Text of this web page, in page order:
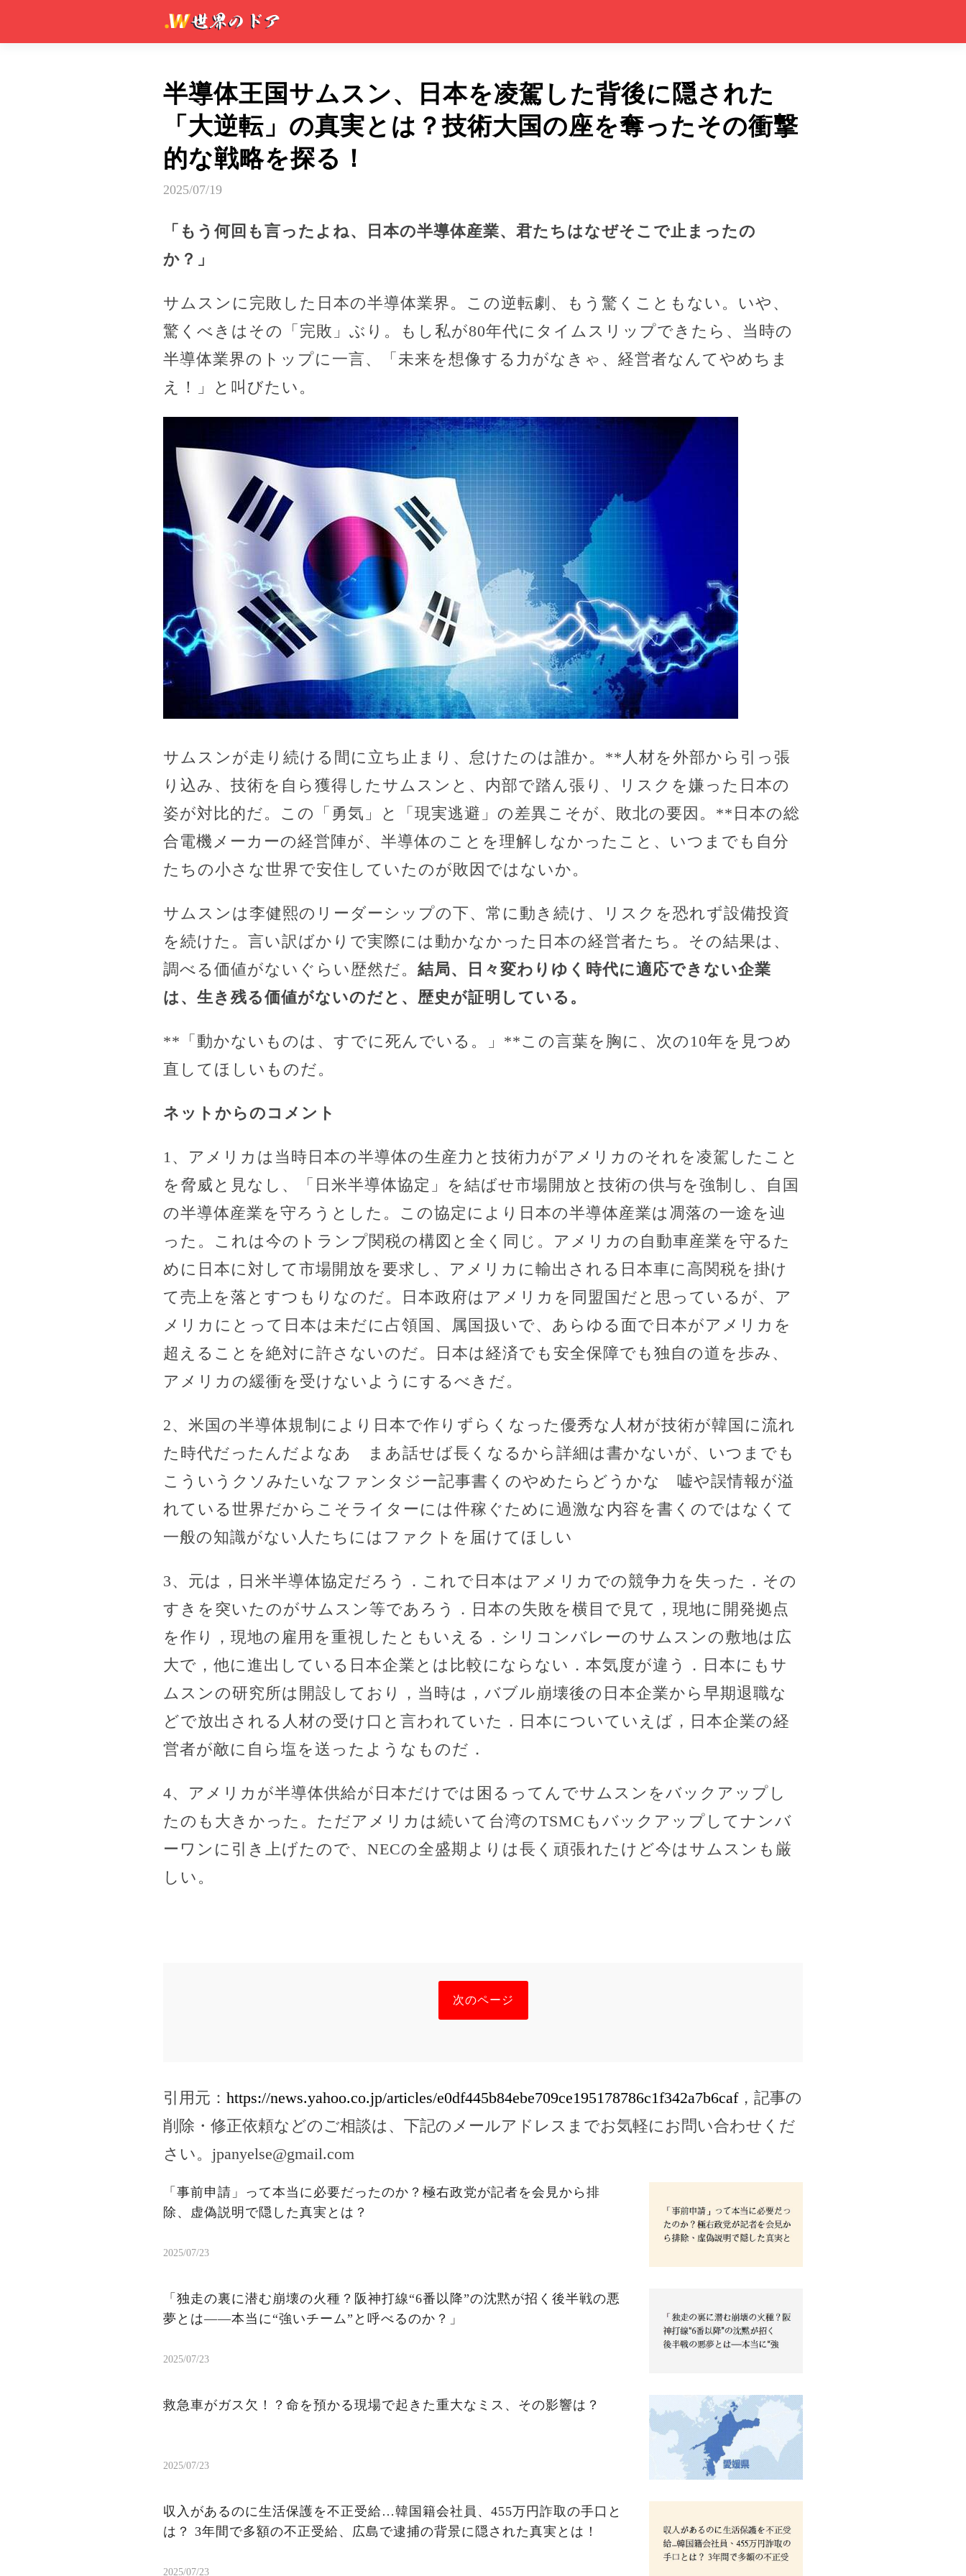
半導体王国サムスン、日本を凌駕した背後に隠された
「大逆転」の真実とは？技術大国の座を奪ったその衝撃
的な戦略を探る！
2025/07/19
「もう何回も言ったよね、日本の半導体産業、君たちはなぜそこで止まったの
か？」
サムスンに完敗した日本の半導体業界。この逆転劇、もう驚くこともない。いや、
驚くべきはその「完敗」ぶり。もし私が80年代にタイムスリップできたら、当時の
半導体業界のトップに一言、「未来を想像する力がなきゃ、経営者なんてやめちま
え！」と叫びたい。
サムスンが走り続ける間に立ち止まり、怠けたのは誰か。**人材を外部から引っ張
り込み、技術を自ら獲得したサムスンと、内部で踏ん張り、リスクを嫌った日本の
姿が対比的だ。この「勇気」と「現実逃避」の差異こそが、敗北の要因。**日本の総
合電機メーカーの経営陣が、半導体のことを理解しなかったこと、いつまでも自分
たちの小さな世界で安住していたのが敗因ではないか。
サムスンは李健熙のリーダーシップの下、常に動き続け、リスクを恐れず設備投資
を続けた。言い訳ばかりで実際には動かなかった日本の経営者たち。その結果は、
調べる価値がないぐらい歴然だ。 結局、日々変わりゆく時代に適応できない企業
は、生き残る価値がないのだと、歴史が証明している。
**「動かないものは、すでに死んでいる。」**この言葉を胸に、次の10年を見つめ
直してほしいものだ。
ネットからのコメント
1、アメリカは当時日本の半導体の生産力と技術力がアメリカのそれを凌駕したこと
を脅威と見なし、「日米半導体協定」を結ばせ市場開放と技術の供与を強制し、自国
の半導体産業を守ろうとした。この協定により日本の半導体産業は凋落の一途を辿
った。これは今のトランプ関税の構図と全く同じ。アメリカの自動車産業を守るた
めに日本に対して市場開放を要求し、アメリカに輸出される日本車に高関税を掛け
て売上を落とすつもりなのだ。日本政府はアメリカを同盟国だと思っているが、ア
メリカにとって日本は未だに占領国、属国扱いで、あらゆる面で日本がアメリカを
超えることを絶対に許さないのだ。日本は経済でも安全保障でも独自の道を歩み、
アメリカの緩衝を受けないようにするべきだ。
2、米国の半導体規制により日本で作りずらくなった優秀な人材が技術が韓国に流れ
た時代だったんだよなあ まあ話せば長くなるから詳細は書かないが、いつまでも
こういうクソみたいなファンタジー記事書くのやめたらどうかな 嘘や誤情報が溢
れている世界だからこそライターには件稼ぐために過激な内容を書くのではなくて
一般の知識がない人たちにはファクトを届けてほしい
3、元は，日米半導体協定だろう．これで日本はアメリカでの競争力を失った．その
すきを突いたのがサムスン等であろう．日本の失敗を横目で見て，現地に開発拠点
を作り，現地の雇用を重視したともいえる．シリコンバレーのサムスンの敷地は広
大で，他に進出している日本企業とは比較にならない．本気度が違う．日本にもサ
ムスンの研究所は開設しており，当時は，バブル崩壊後の日本企業から早期退職な
どで放出される人材の受け口と言われていた．日本についていえば，日本企業の経
営者が敵に自ら塩を送ったようなものだ．
4、アメリカが半導体供給が日本だけでは困るってんでサムスンをバックアップし
たのも大きかった。ただアメリカは続いて台湾のTSMCもバックアップしてナンバ
ーワンに引き上げたので、NECの全盛期よりは長く頑張れたけど今はサムスンも厳
しい。
次のページ
引用元： https://news.yahoo.co.jp/articles/e0df445b84ebe709ce195178786c1f342a7b6caf，記事の
削除・修正依頼などのご相談は、下記のメールアドレスまでお気軽にお問い合わせくだ
さい。 jpanyelse@gmail.com
「事前申請」って本当に必要だったのか？極右政党が記者を会見から排
除、虚偽説明で隠した真実とは？
2025/07/23
「独走の裏に潜む崩壊の火種？阪神打線“6番以降”の沈黙が招く後半戦の悪
夢とは——本当に“強いチーム”と呼べるのか？」
2025/07/23
救急車がガス欠！？命を預かる現場で起きた重大なミス、その影響は？
2025/07/23
収入があるのに生活保護を不正受給…韓国籍会社員、455万円詐取の手口と
は？ 3年間で多額の不正受給、広島で逮捕の背景に隠された真実とは！
2025/07/23